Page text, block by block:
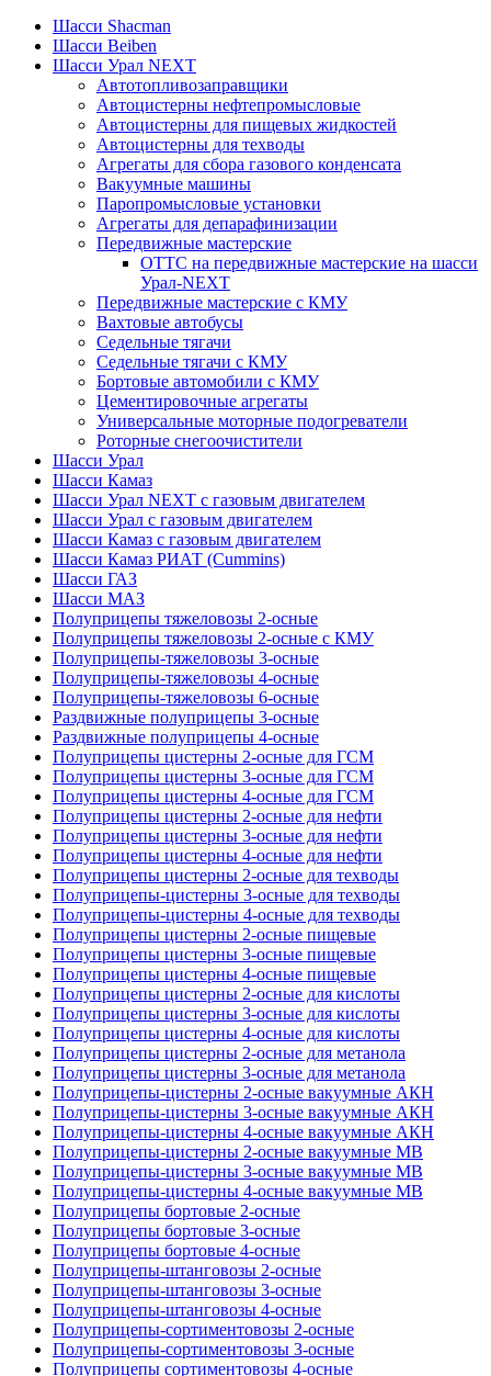
Шасси Shacman
Шасси Beiben
Шасси Урал NEXT
Автотопливозаправщики
Автоцистерны нефтепромысловые
Автоцистерны для пищевых жидкостей
Автоцистерны для техводы
Агрегаты для сбора газового конденсата
Вакуумные машины
Паропромысловые установки
Агрегаты для депарафинизации
Передвижные мастерские
ОТТС на передвижные мастерские на шасси
Урал-NEXT
Передвижные мастерские с КМУ
Вахтовые автобусы
Седельные тягачи
Седельные тягачи с КМУ
Бортовые автомобили с КМУ
Цементировочные агрегаты
Универсальные моторные подогреватели
Роторные снегоочистители
Шасси Урал
Шасси Камаз
Шасси Урал NEXT с газовым двигателем
Шасси Урал с газовым двигателем
Шасси Камаз с газовым двигателем
Шасси Камаз РИАТ (Cummins)
Шасси ГАЗ
Шасси МАЗ
Полуприцепы тяжеловозы 2-осные
Полуприцепы тяжеловозы 2-осные с КМУ
Полуприцепы-тяжеловозы 3-осные
Полуприцепы-тяжеловозы 4-осные
Полуприцепы-тяжеловозы 6-осные
Раздвижные полуприцепы 3-осные
Раздвижные полуприцепы 4-осные
Полуприцепы цистерны 2-осные для ГСМ
Полуприцепы цистерны 3-осные для ГСМ
Полуприцепы цистерны 4-осные для ГСМ
Полуприцепы цистерны 2-осные для нефти
Полуприцепы цистерны 3-осные для нефти
Полуприцепы цистерны 4-осные для нефти
Полуприцепы цистерны 2-осные для техводы
Полуприцепы-цистерны 3-осные для техводы
Полуприцепы-цистерны 4-осные для техводы
Полуприцепы цистерны 2-осные пищевые
Полуприцепы цистерны 3-осные пищевые
Полуприцепы цистерны 4-осные пищевые
Полуприцепы цистерны 2-осные для кислоты
Полуприцепы цистерны 3-осные для кислоты
Полуприцепы цистерны 4-осные для кислоты
Полуприцепы цистерны 2-осные для метанола
Полуприцепы цистерны 3-осные для метанола
Полуприцепы-цистерны 2-осные вакуумные АКН
Полуприцепы-цистерны 3-осные вакуумные АКН
Полуприцепы-цистерны 4-осные вакуумные АКН
Полуприцепы-цистерны 2-осные вакуумные МВ
Полуприцепы-цистерны 3-осные вакуумные МВ
Полуприцепы-цистерны 4-осные вакуумные МВ
Полуприцепы бортовые 2-осные
Полуприцепы бортовые 3-осные
Полуприцепы бортовые 4-осные
Полуприцепы-штанговозы 2-осные
Полуприцепы-штанговозы 3-осные
Полуприцепы-штанговозы 4-осные
Полуприцепы-сортиментовозы 2-осные
Полуприцепы-сортиментовозы 3-осные
Полуприцепы сортиментовозы 4-осные